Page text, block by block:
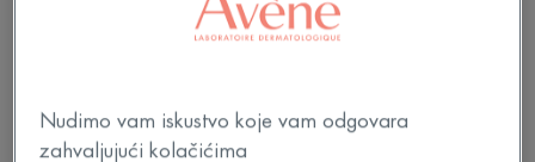
Nudimo vam iskustvo koje vam odgovara
zahvaljujući kolačićima